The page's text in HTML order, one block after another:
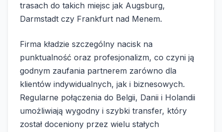
trasach do takich miejsc jak Augsburg,
Darmstadt czy Frankfurt nad Menem.
Firma kładzie szczególny nacisk na
punktualność oraz profesjonalizm, co czyni ją
godnym zaufania partnerem zarówno dla
klientów indywidualnych, jak i biznesowych.
Regularne połączenia do Belgii, Danii i Holandii
umożliwiają wygodny i szybki transfer, który
został doceniony przez wielu stałych